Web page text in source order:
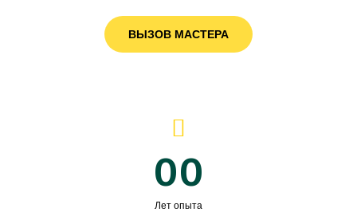
ВЫЗОВ МАСТЕРА
00
Лет опыта